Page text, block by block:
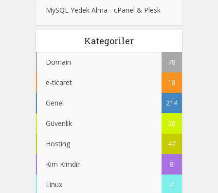
MySQL Yedek Alma - cPanel & Plesk
Kategoriler
Domain 78
e-ticaret 18
Genel 214
Güvenlik 26
Hosting 47
Kim Kimdir 8
Linux 4